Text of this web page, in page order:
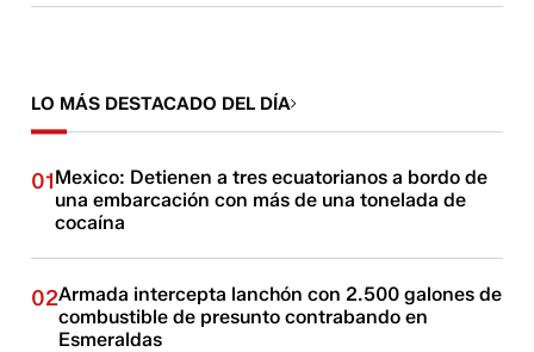
LO MÁS DESTACADO DEL DÍA
01Mexico: Detienen a tres ecuatorianos a bordo de
una embarcación con más de una tonelada de
cocaína
02Armada intercepta lanchón con 2.500 galones de
combustible de presunto contrabando en
Esmeraldas